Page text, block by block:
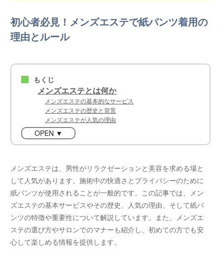
初心者必見！メンズエステで紙パンツ着用の
理由とルール
■ もくじ
メンズエステとは何か
メンズエステの基本的なサービス
メンズエステの歴史と背景
メンズエステが人気の理由
OPEN ▼
メンズエステは、男性がリラクゼーションと美容を求める場と
して人気があります。施術中の快適さとプライバシーのために
紙パンツが使用されることが一般的です。この記事では、メン
ズエステの基本サービスやその歴史、人気の理由、そして紙パ
ンツの特徴や重要性について解説しています。また、メンズエ
ステの選び方やサロンでのマナーも紹介し、初めての方でも安
心して楽しめる情報を提供します。